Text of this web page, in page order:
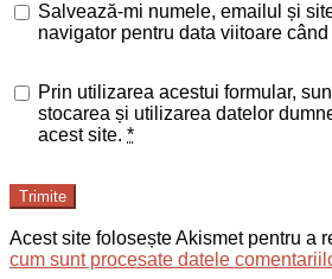
Salvează-mi numele, emailul și
navigator pentru data viitoare
Prin utilizarea acestui formular,
stocarea și utilizarea datelor
acest site. *
Trimite
Acest site folosește Akismet pentru a
cum sunt procesate datele